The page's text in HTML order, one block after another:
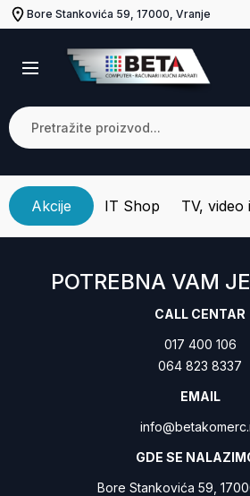
Bore Stankovića 59, 17000, Vranje
Akcije IT Shop TV, video
POTREBNA VAM
CALL CENTAR
017 400 106
064 823 8337
EMAIL
GDE SE
Bore Stankovića 59,